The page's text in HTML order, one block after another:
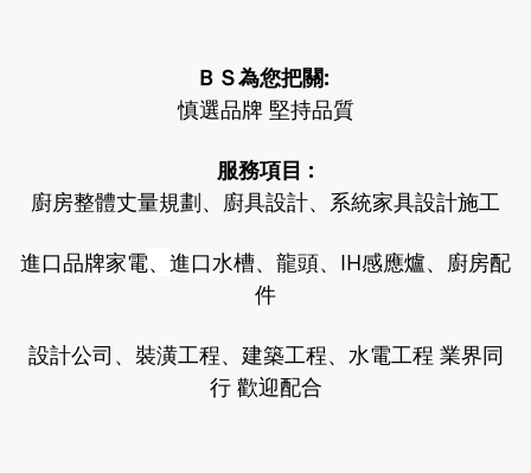
ＢＳ為您把關:
慎選品牌 堅持品質
服務項目 :
廚房整體丈量規劃、廚具設計、系統家具設計施工
進口品牌家電、 進口水槽、龍頭、IH感應爐、廚房配
件
設計公司、裝潢工程、建築工程、水電工程 業界同
行 歡迎配合